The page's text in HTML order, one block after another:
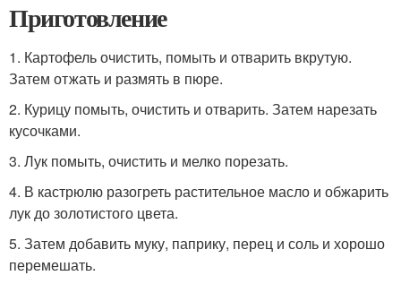
Приготовление
1. Картофель очистить, помыть и отварить вкрутую.
Затем отжать и размять в пюре.
2. Курицу помыть, очистить и отварить. Затем нарезать
кусочками.
3. Лук помыть, очистить и мелко порезать.
4. В кастрюлю разогреть растительное масло и обжарить
лук до золотистого цвета.
5. Затем добавить муку, паприку, перец и соль и хорошо
перемешать.